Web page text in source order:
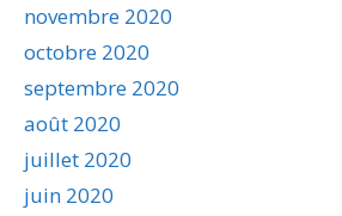
novembre 2020
octobre 2020
septembre 2020
août 2020
juillet 2020
juin 2020